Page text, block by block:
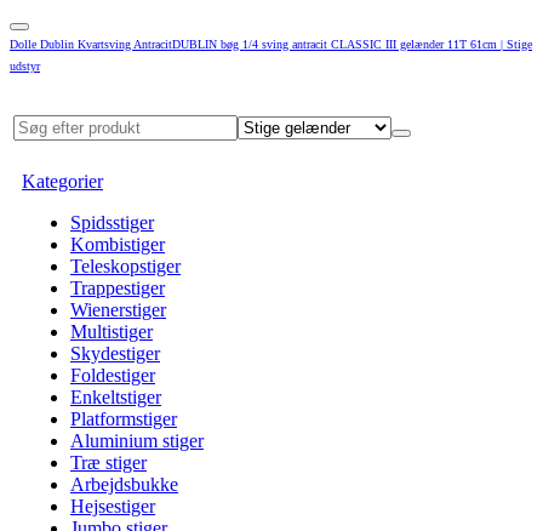
Dolle Dublin Kvartsving AntracitDUBLIN bøg 1/4 sving antracit CLASSIC III gelænder 11T 61cm | Stige
udstyr
Kategorier
Spidsstiger
Kombistiger
Teleskopstiger
Trappestiger
Wienerstiger
Multistiger
Skydestiger
Foldestiger
Enkeltstiger
Platformstiger
Aluminium stiger
Træ stiger
Arbejdsbukke
Hejsestiger